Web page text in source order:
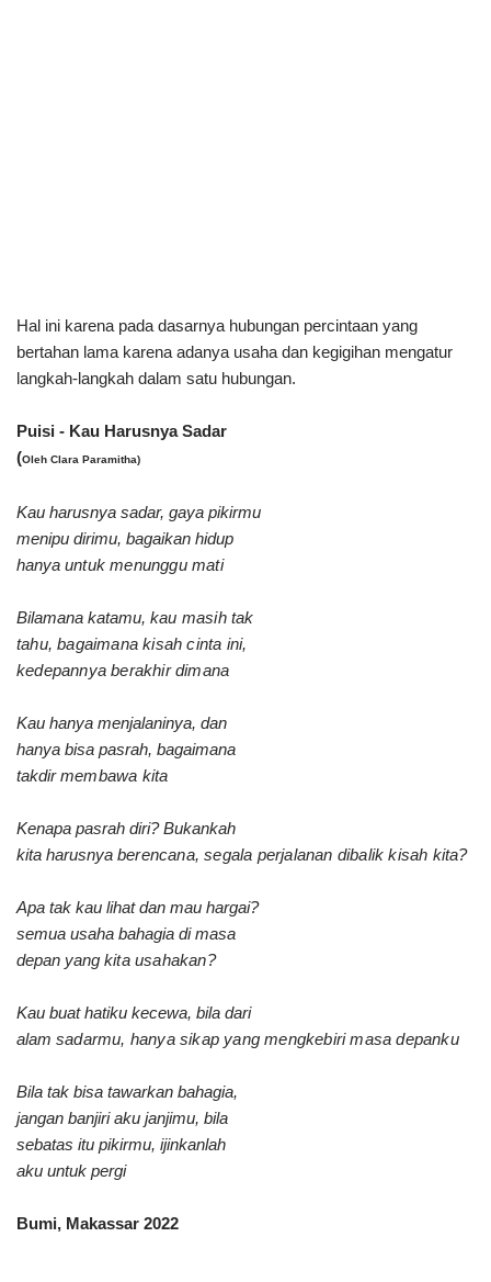
Hal ini karena pada dasarnya hubungan percintaan yang
bertahan lama karena adanya usaha dan kegigihan mengatur
langkah-langkah dalam satu hubungan.
Puisi - Kau Harusnya Sadar
(Oleh Clara Paramitha)
Kau harusnya sadar, gaya pikirmu
menipu dirimu, bagaikan hidup
hanya untuk menunggu mati
Bilamana katamu, kau masih tak
tahu,bagaimana kisah cinta ini,
kedepannyaberakhir dimana
Kau hanya menjalaninya, dan
hanya bisa pasrah, bagaimana
takdirmembawa kita
Kenapa pasrah diri? Bukankah
kita harusnya berencana, segala perjalanan dibalik kisah kita?
Apa tak kau lihat dan mau hargai?
semua usaha bahagia di masa
depan yang kita usahakan?
Kau buat hatiku kecewa, bila dari
alam sadarmu, hanya sikap yang mengkebirimasa depanku
Bila tak bisa tawarkan bahagia,
jangan banjiri aku janjimu, bila
sebatas itu pikirmu, ijinkanlah
aku untuk pergi
Bumi, Makassar 2022